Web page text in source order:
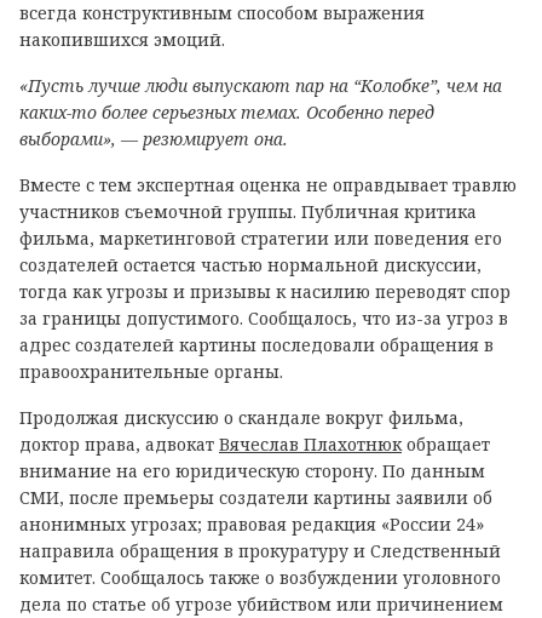
всегда конструктивным способом выражения
накопившихся эмоций.
«Пусть лучше люди выпускают пар на “Колобке”, чем на
каких-то более серьезных темах. Особенно перед
выборами», — резюмирует она.
Вместе с тем экспертная оценка не оправдывает травлю
участников съемочной группы. Публичная критика
фильма, маркетинговой стратегии или поведения его
создателей остается частью нормальной дискуссии,
тогда как угрозы и призывы к насилию переводят спор
за границы допустимого. Сообщалось, что из-за угроз в
адрес создателей картины последовали обращения в
правоохранительные органы.
Продолжая дискуссию о скандале вокруг фильма,
доктор права, адвокат Вячеслав Плахотнюкобращает
внимание на его юридическую сторону. По данным
СМИ, после премьеры создатели картины заявили об
анонимных угрозах; правовая редакция «России 24»
направила обращения в прокуратуру и Следственный
комитет. Сообщалось также о возбуждении уголовного
дела по статье об угрозе убийством или причинением